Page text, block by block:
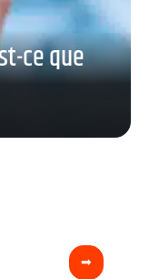
ce que